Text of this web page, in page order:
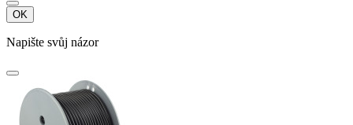
OK
Napište svůj názor